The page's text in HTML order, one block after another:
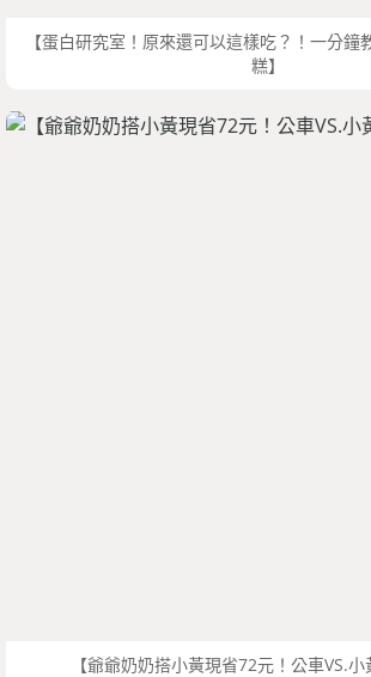
【蛋白研究室！原來還可以這樣吃？！一分鐘
糕】
【爺爺奶奶搭小黃現省72元！公車VS.小